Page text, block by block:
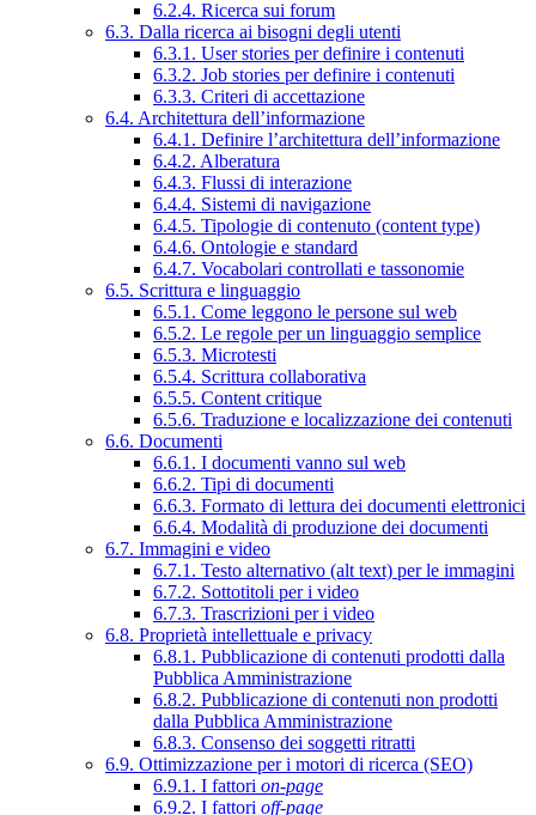
6.2.4. Ricerca sui forum
6.3. Dalla ricerca ai bisogni degli utenti
6.3.1. User stories per definire i contenuti
6.3.2. Job stories per definire i contenuti
6.3.3. Criteri di accettazione
6.4. Architettura dell’informazione
6.4.1. Definire l’architettura dell’informazione
6.4.2. Alberatura
6.4.3. Flussi di interazione
6.4.4. Sistemi di navigazione
6.4.5. Tipologie di contenuto (content type)
6.4.6. Ontologie e standard
6.4.7. Vocabolari controllati e tassonomie
6.5. Scrittura e linguaggio
6.5.1. Come leggono le persone sul web
6.5.2. Le regole per un linguaggio semplice
6.5.3. Microtesti
6.5.4. Scrittura collaborativa
6.5.5. Content critique
6.5.6. Traduzione e localizzazione dei contenuti
6.6. Documenti
6.6.1. I documenti vanno sul web
6.6.2. Tipi di documenti
6.6.3. Formato di lettura dei documenti elettronici
6.6.4. Modalità di produzione dei documenti
6.7. Immagini e video
6.7.1. Testo alternativo (alt text) per le immagini
6.7.2. Sottotitoli per i video
6.7.3. Trascrizioni per i video
6.8. Proprietà intellettuale e privacy
6.8.1. Pubblicazione di contenuti prodotti dalla
Pubblica Amministrazione
6.8.2. Pubblicazione di contenuti non prodotti
dalla Pubblica Amministrazione
6.8.3. Consenso dei soggetti ritratti
6.9. Ottimizzazione per i motori di ricerca (SEO)
6.9.1. I fattori on-page
6.9.2. I fattori off-page